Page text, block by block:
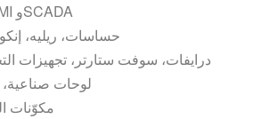
أنظمة PLC وHMI وSCADA
حساسات، ريليه،
درايفات، سوفت ستارتر، تجهيزات
لوحات صناعية،
مكوّنات